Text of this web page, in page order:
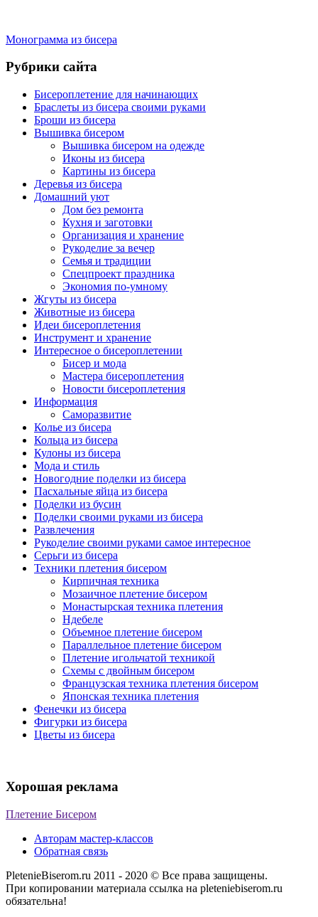
Монограмма из бисера
Рубрики сайта
Бисероплетение для начинающих
Браслеты из бисера своими руками
Броши из бисера
Вышивка бисером
Вышивка бисером на одежде
Иконы из бисера
Картины из бисера
Деревья из бисера
Домашний уют
Дом без ремонта
Кухня и заготовки
Организация и хранение
Рукоделие за вечер
Семья и традиции
Спецпроект праздника
Экономия по-умному
Жгуты из бисера
Животные из бисера
Идеи бисероплетения
Инструмент и хранение
Интересное о бисероплетении
Бисер и мода
Мастера бисероплетения
Новости бисероплетения
Информация
Саморазвитие
Колье из бисера
Кольца из бисера
Кулоны из бисера
Мода и стиль
Новогодние поделки из бисера
Пасхальные яйца из бисера
Поделки из бусин
Поделки своими руками из бисера
Развлечения
Рукоделие своими руками самое интересное
Серьги из бисера
Техники плетения бисером
Кирпичная техника
Мозаичное плетение бисером
Монастырская техника плетения
Ндебеле
Объемное плетение бисером
Параллельное плетение бисером
Плетение игольчатой техникой
Схемы с двойным бисером
Французская техника плетения бисером
Японская техника плетения
Фенечки из бисера
Фигурки из бисера
Цветы из бисера
Хорошая реклама
Плетение Бисером
Авторам мастер-классов
Обратная связь
PletenieBiserom.ru 2011 - 2020 © Все права защищены.
При копировании материала ссылка на pleteniebiserom.ru
обязательна!